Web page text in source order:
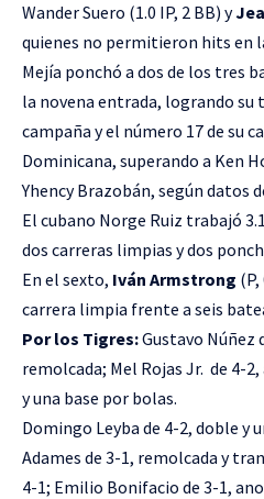
Wander Suero (1.0 IP, 2 BB) y
quienes no permitieron hits en
Mejía ponchó a dos de los tres
la novena entrada, logrando su
campaña y el número 17 de su
Dominicana, superando a Ken
Yhency Brazobán, según datos
El cubano Norge Ruiz trabajó
dos carreras limpias y dos
En el sexto, Iván Armstrong
carrera limpia frente a seis
Por los Tigres:Gustavo Núñez
remolcada; Mel Rojas Jr. de 4-
y una base por bolas.
Domingo Leyba de 4-2, doble y
Adames de 3-1, remolcada y
4-1; Emilio Bonifacio de 3-1,